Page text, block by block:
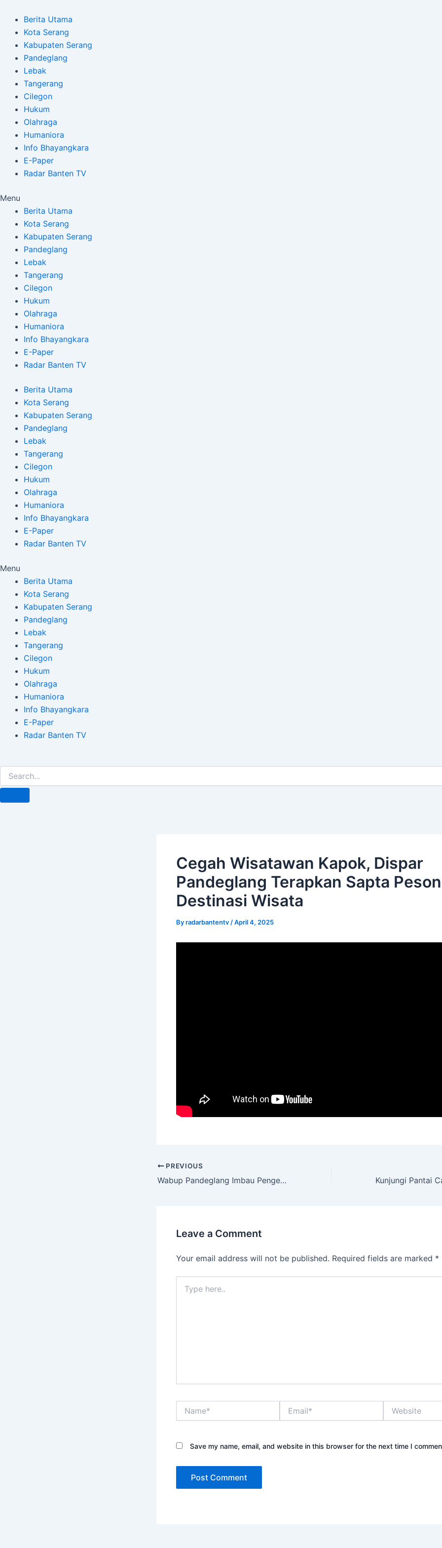
content
Berita Utama
Kota Serang
Kabupaten Serang
Pandeglang
Lebak
Tangerang
Cilegon
Hukum
Olahraga
Humaniora
Info Bhayangkara
E-Paper
Radar Banten TV
Menu
Berita Utama
Kota Serang
Kabupaten Serang
Pandeglang
Lebak
Tangerang
Cilegon
Hukum
Olahraga
Humaniora
Info Bhayangkara
E-Paper
Radar Banten TV
Berita Utama
Kota Serang
Kabupaten Serang
Pandeglang
Lebak
Tangerang
Cilegon
Hukum
Olahraga
Humaniora
Info Bhayangkara
E-Paper
Radar Banten TV
Menu
Berita Utama
Kota Serang
Kabupaten Serang
Pandeglang
Lebak
Tangerang
Cilegon
Hukum
Olahraga
Humaniora
Info Bhayangkara
E-Paper
Radar Banten TV
Cegah Wisatawan Kapok, Dispar
Pandeglang Terapkan Sapta
Destinasi Wisata
Byradarbantentv /April 4, 2025
PREVIOUS
Wabup Pandeglang Imbau Pengelola Jangan Getok Harga Tiket Masuk Objek Wisata
Leave a Comment
Your email address will not be published. Required fields are marked *
here..
Save my name, email, and website in this browser for the next time I